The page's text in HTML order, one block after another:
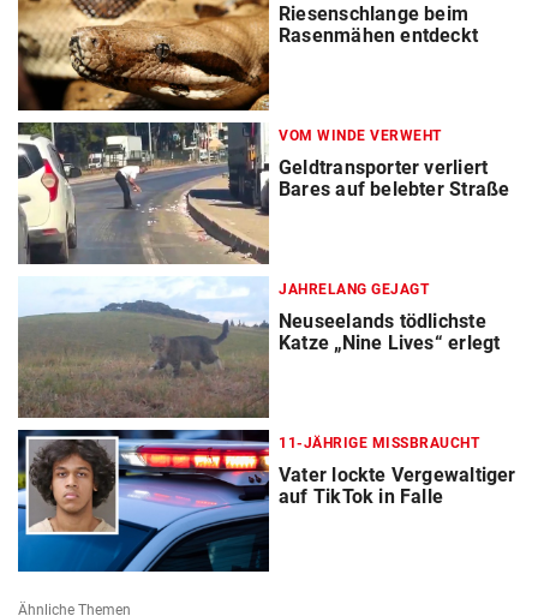
Riesenschlange beim
Rasenmähen entdeckt
VOM WINDE VERWEHT
Geldtransporter verliert
Bares auf belebter Straße
JAHRELANG GEJAGT
Neuseelands tödlichste
Katze „Nine Lives“ erlegt
11-JÄHRIGE MISSBRAUCHT
Vater lockte Vergewaltiger
auf TikTok in Falle
Ähnliche Themen